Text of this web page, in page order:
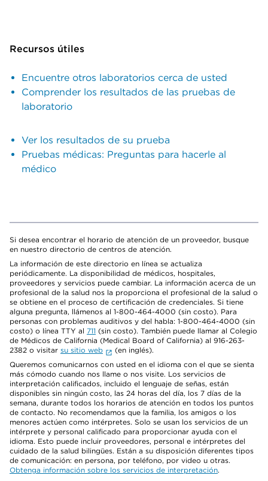
Recursos útiles
Encuentre otros laboratorios cerca de usted
Comprender los resultados de las pruebas de
laboratorio
Ver los resultados de su prueba
Pruebas médicas: Preguntas para hacerle al
médico
Si desea encontrar el horario de atención de un proveedor, busque
en nuestro directorio de centros de atención.
La información de este directorio en línea se actualiza
periódicamente. La disponibilidad de médicos, hospitales,
proveedores y servicios puede cambiar. La información acerca de un
profesional de la salud nos la proporciona el profesional de la salud o
se obtiene en el proceso de certificación de credenciales. Si tiene
alguna pregunta, llámenos al 1-800-464-4000 (sin costo). Para
personas con problemas auditivos y del habla: 1-800-464-4000 (sin
costo) o línea TTY al 711 (sin costo). También puede llamar al Colegio
de Médicos de California (Medical Board of California) al 916-263-
2382 o visitar su sitio web
(en inglés).
Queremos comunicarnos con usted en el idioma con el que se sienta
más cómodo cuando nos llame o nos visite. Los servicios de
interpretación calificados, incluido el lenguaje de señas, están
disponibles sin ningún costo, las 24 horas del día, los 7 días de la
semana, durante todos los horarios de atención en todos los puntos
de contacto. No recomendamos que la familia, los amigos o los
menores actúen como intérpretes. Solo se usan los servicios de un
intérprete y personal calificado para proporcionar ayuda con el
idioma. Esto puede incluir proveedores, personal e intérpretes del
cuidado de la salud bilingües. Están a su disposición diferentes tipos
de comunicación: en persona, por teléfono, por video u otras.
Obtenga información sobre los servicios de interpretación.